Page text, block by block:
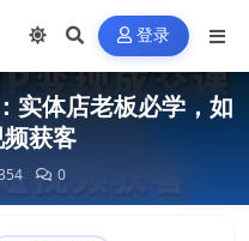
登录
实体店老板必学，如
获客
0